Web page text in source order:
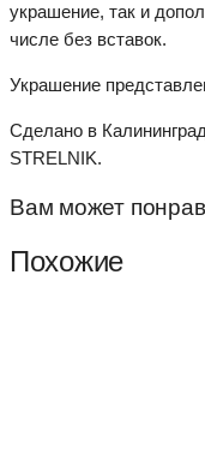
украшение, так и
числе без вставок.
Украшение
Сделано в
STRELNIK.
Вам может
Похожие